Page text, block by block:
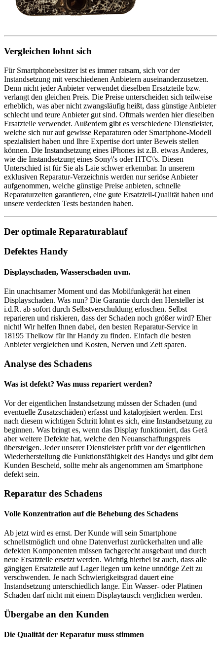
Vergleichen lohnt sich
Für Smartphonebesitzer ist es immer ratsam, sich vor der
Instandsetzung mit verschiedenen Anbietern auseinanderzusetzen.
Denn nicht jeder Anbieter verwendet dieselben Ersatzteile bzw.
verlangt den gleichen Preis. Die Preise unterscheiden sich teilweise
erheblich, was aber nicht zwangsläufig heißt, dass günstige Anbieter
schlecht und teure Anbieter gut sind. Oftmals werden hier dieselben
Ersatzteile verwendet. Außerdem gibt es verschiedene Dienstleister,
welche sich nur auf gewisse Reparaturen oder Smartphone-Modell
spezialisiert haben und Ihre Expertise dort unter Beweis stellen
können. Die Instandsetzung eines iPhones ist z.B. etwas Anderes,
wie die Instandsetzung eines Sony\'s oder HTC\'s. Diesen
Unterschied ist für Sie als Laie schwer erkennbar. In unserem
exklusiven Reparatur-Verzeichnis werden nur seriöse Anbieter
aufgenommen, welche günstige Preise anbieten, schnelle
Reparaturzeiten garantieren, eine gute Ersatzteil-Qualität haben und
unsere verdeckten Tests bestanden haben.
Der optimale Reparaturablauf
Defektes Handy
Displayschaden, Wasserschaden uvm.
Ein unachtsamer Moment und das Mobilfunkgerät hat einen
Displayschaden. Was nun? Die Garantie durch den Hersteller ist
i.d.R. ab sofort durch Selbstverschuldung erloschen. Selbst
reparieren und riskieren, dass der Schaden noch größer wird? Eher
nicht! Wir helfen Ihnen dabei, den besten Reparatur-Service in
18195 Thelkow für Ihr Handy zu finden. Einfach die besten
Anbieter vergleichen und Kosten, Nerven und Zeit sparen.
Analyse des Schadens
Was ist defekt? Was muss repariert werden?
Vor der eigentlichen Instandsetzung müssen der Schaden (und
eventuelle Zusatzschäden) erfasst und katalogisiert werden. Erst
nach diesem wichtigen Schritt lohnt es sich, eine Instandsetzung zu
beginnen. Was bringt es, wenn das Display funktioniert, das Gerä
aber weitere Defekte hat, welche den Neuanschaffungspreis
übersteigen. Jeder unserer Dienstleister prüft vor der eigentlichen
Wiederherstellung die Funktionsfähigkeit des Handys und gibt dem
Kunden Bescheid, sollte mehr als angenommen am Smartphone
defekt sein.
Reparatur des Schadens
Volle Konzentration auf die Behebung des Schadens
Ab jetzt wird es ernst. Der Kunde will sein Smartphone
schnellstmöglich und ohne Datenverlust zurückerhalten und alle
defekten Komponenten müssen fachgerecht ausgebaut und durch
neue Ersatzteile ersetzt werden. Wichtig hierbei ist auch, dass alle
gängigen Ersatzteile auf Lager liegen um keine unnötige Zeit zu
verschwenden. Je nach Schwierigkeitsgrad dauert eine
Instandsetzung unterschiedlich lange. Ein Wasser- oder Platinen
Schaden darf nicht mit einem Displaytausch verglichen werden.
Übergabe an den Kunden
Die Qualität der Reparatur muss stimmen